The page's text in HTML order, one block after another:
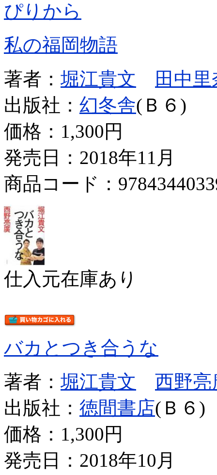
ぴりから
私の福岡物語
著者： 堀江貴文
田中里
出版社： 幻冬舎(Ｂ６)
価格： 1,300円
発売日：2018年11月
商品コード：
仕入元在庫あり
バカとつき合うな
著者： 堀江貴文
西野亮
出版社： 徳間書店(Ｂ６)
価格： 1,300円
発売日：2018年10月